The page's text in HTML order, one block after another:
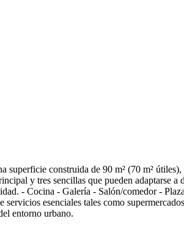
construida de 90 m² (70 m²
y tres sencillas que pueden adaptarse
- Cocina - Galería - Salón/comedor -
esenciales tales como
entorno urbano.